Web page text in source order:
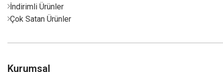
İndirimli Ürünler
Çok Satan Ürünler
Kurumsal